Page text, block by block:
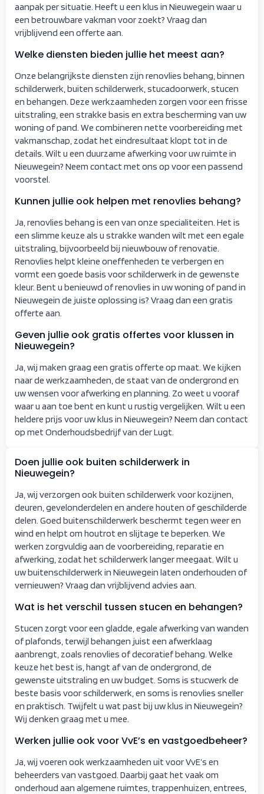
aanpak per situatie. Heeft u een klus in Nieuwegein waar u
een betrouwbare vakman voor zoekt? Vraag dan
vrijblijvend een offerte aan.
Welke diensten bieden jullie het meest aan?
Onze belangrijkste diensten zijn renovlies behang, binnen
schilderwerk, buiten schilderwerk, stucadoorwerk, stucen
en behangen. Deze werkzaamheden zorgen voor een frisse
uitstraling, een strakke basis en extra bescherming van uw
woning of pand. We combineren nette voorbereiding met
vakmanschap, zodat het eindresultaat klopt tot in de
details. Wilt u een duurzame afwerking voor uw ruimte in
Nieuwegein? Neem contact met ons op voor een passend
voorstel.
Kunnen jullie ook helpen met renovlies behang?
Ja, renovlies behang is een van onze specialiteiten. Het is
een slimme keuze als u strakke wanden wilt met een egale
uitstraling, bijvoorbeeld bij nieuwbouw of renovatie.
Renovlies helpt kleine oneffenheden te verbergen en
vormt een goede basis voor schilderwerk in de gewenste
kleur. Bent u benieuwd of renovlies in uw woning of pand in
Nieuwegein de juiste oplossing is? Vraag dan een gratis
offerte aan.
Geven jullie ook gratis offertes voor klussen in
Nieuwegein?
Ja, wij maken graag een gratis offerte op maat. We kijken
naar de werkzaamheden, de staat van de ondergrond en
uw wensen voor afwerking en planning. Zo weet u vooraf
waar u aan toe bent en kunt u rustig vergelijken. Wilt u een
heldere prijs voor uw klus in Nieuwegein? Neem dan contact
op met Onderhoudsbedrijf van der Lugt.
Doen jullie ook buiten schilderwerk in
Nieuwegein?
Ja, wij verzorgen ook buiten schilderwerk voor kozijnen,
deuren, gevelonderdelen en andere houten of geschilderde
delen. Goed buitenschilderwerk beschermt tegen weer en
wind en helpt om houtrot en slijtage te beperken. We
werken zorgvuldig aan de voorbereiding, reparatie en
afwerking, zodat het schilderwerk langer meegaat. Wilt u
uw buitenschilderwerk in Nieuwegein laten onderhouden of
vernieuwen? Vraag dan vrijblijvend advies aan.
Wat is het verschil tussen stucen en behangen?
Stucen zorgt voor een gladde, egale afwerking van wanden
of plafonds, terwijl behangen juist een afwerklaag
aanbrengt, zoals renovlies of decoratief behang. Welke
keuze het best is, hangt af van de ondergrond, de
gewenste uitstraling en uw budget. Soms is stucwerk de
beste basis voor schilderwerk, en soms is renovlies sneller
en praktisch. Twijfelt u wat past bij uw klus in Nieuwegein?
Wij denken graag met u mee.
Werken jullie ook voor VvE’s en vastgoedbeheer?
Ja, wij voeren ook werkzaamheden uit voor VvE’s en
beheerders van vastgoed. Daarbij gaat het vaak om
onderhoud aan algemene ruimtes, trappenhuizen, entrees,